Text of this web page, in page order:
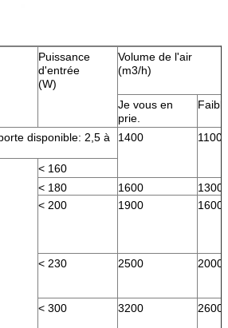
Puissance
d'entrée
(W)
Volume de l'air
(m3/h)
Je vous en
prie.
Faible
disponible: 2,5 à
1400 1100
< 160
< 180 1600
1300
< 200 1900 1600
< 230 2500 2000
< 300 3200 2600